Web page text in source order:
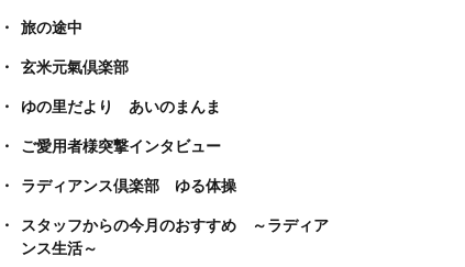
旅の途中
玄米元氣倶楽部
ゆの里だより あいのまんま
ご愛用者様突撃インタビュー
ラディアンス倶楽部 ゆる体操
スタッフからの今月のおすすめ ～ラディア
ンス生活～